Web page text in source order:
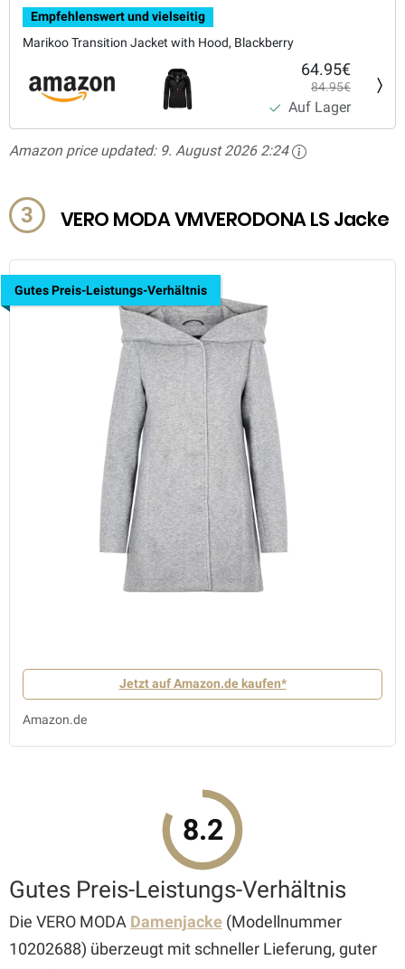
Empfehlenswert und vielseitig
Marikoo Transition Jacket with Hood, Blackberry
64.95€
84.95€
Auf Lager
Amazon price updated: 9. August 2026 2:24
3 VERO MODA VMVERODONA LS Jacke
Gutes Preis-Leistungs-Verhältnis
Jetzt auf Amazon.de kaufen*
Amazon.de
8.2
Gutes Preis-Leistungs-Verhältnis
Die VERO MODA Damenjacke (Modellnummer
10202688) überzeugt mit schneller Lieferung, guter